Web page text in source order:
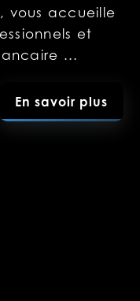
vous accueille
et
...
En savoir plus